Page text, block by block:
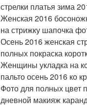
стрелки платья зима
Женская 2016
на стрижку шапочка
Осень 2016 женская
полных покраска
Женщины укладка на
пальто осень 2016 ко
Фото для полных цвет
дневной макияж